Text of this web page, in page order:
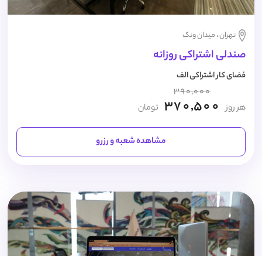
تهران ، میدان ونک
صندلی اشتراکی روزانه
فضای کار اشتراکی الف
هر روز
390,000
370,500 تومان
مشاهده شعبه و رزرو